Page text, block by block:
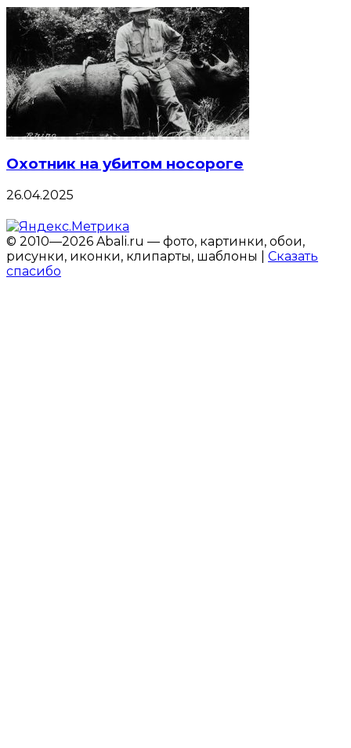
Охотник на убитом носороге
26.04.2025
© 2010—2026 Abali.ru — фото, картинки, обои,
рисунки, иконки, клипарты, шаблоны | Сказать
спасибо